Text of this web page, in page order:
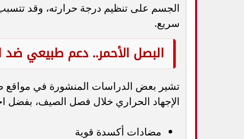
الجسم على تنظيم درجة حرارته، وقد
سريع.
البصل الأحمر.. دعم طبيعي ضد
تشير بعض الدراسات المنشورة في مواقع
الإجهاد الحراري خلال فصل الصيف، بفضل
مضادات أكسدة قوية